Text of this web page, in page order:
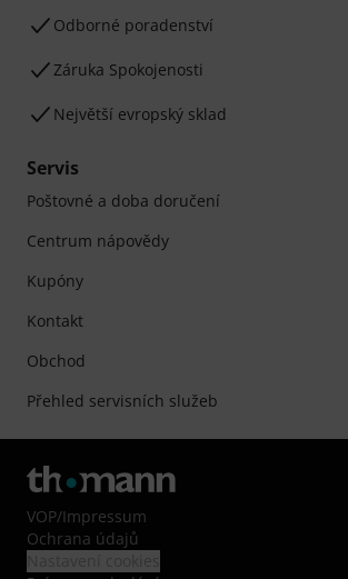
Odborné poradenství
Záruka Spokojenosti
Největší evropský sklad
Servis
Poštovné a doba doručení
Centrum nápovědy
Kupóny
Kontakt
Obchod
Přehled servisních služeb
VOP/Impressum
Ochrana údajů